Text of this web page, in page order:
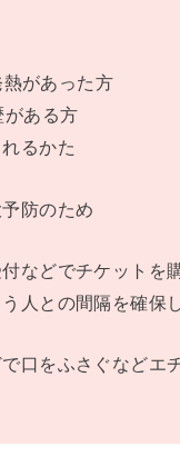
があった方
がある方
るかた
防のため
などでチケットを
人との間隔を確保
口をふさぐなどエ